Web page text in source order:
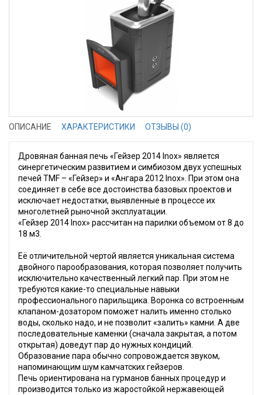
ОПИСАНИЕ ХАРАКТЕРИСТИКИ ОТЗЫВЫ (0)
Дровяная банная печь «Гейзер 2014 Inox» является
синергетическим развитием и симбиозом двух успешных
печей TMF – «Гейзер» и «Ангара 2012 Inox». При этом она
соединяет в себе все достоинства базовых проектов и
исключает недостатки, выявленные в процессе их
многолетней рыночной эксплуатации.
«Гейзер 2014 Inox» рассчитан на парилки объемом от 8 до
18 м3.
Её отличительной чертой является уникальная система
двойного парообразования, которая позволяет получить
исключительно качественный легкий пар. При этом не
требуются какие-то специальные навыки
профессионального парильщика. Воронка со встроенным
клапаном-дозатором поможет налить именно столько
воды, сколько надо, и не позволит «залить» камни. А две
последовательные каменки (сначала закрытая, а потом
открытая) доведут пар до нужных кондиций.
Образование пара обычно сопровождается звуком,
напоминающим шум камчатских гейзеров.
Печь ориентирована на гурманов банных процедур и
производится только из жаростойкой нержавеющей